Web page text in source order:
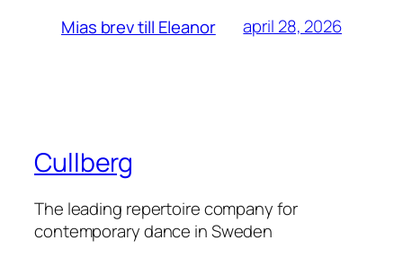
Mias brev till Eleanor april 28, 2026
Cullberg
The leading repertoire company for
contemporary dance in Sweden